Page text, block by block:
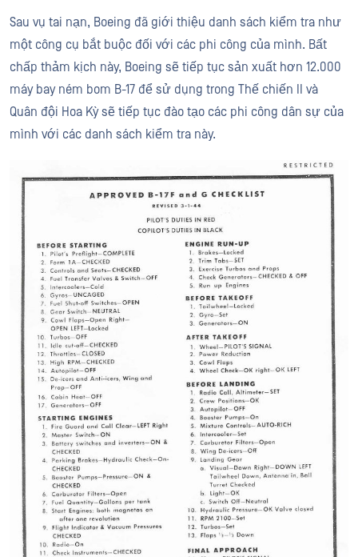
Sau vụ tai nạn, Boeing đã giới thiệu danh sách kiểm tra như
một công cụ bắt buộc đối với các phi công của mình. Bất
chấp thảm kịch này, Boeing sẽ tiếp tục sản xuất hơn 12.000
máy bay ném bom B-17 để sử dụng trong Thế chiến II và
Quân đội Hoa Kỳ sẽ tiếp tục đào tạo các phi công dân sự của
mình với các danh sách kiểm tra này.